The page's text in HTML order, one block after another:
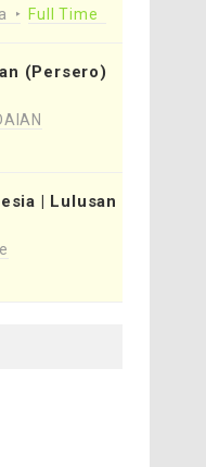
Full Time
(Persero)
| Lulusan